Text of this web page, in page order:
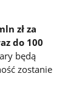
zł za
do 100
będą
zostanie